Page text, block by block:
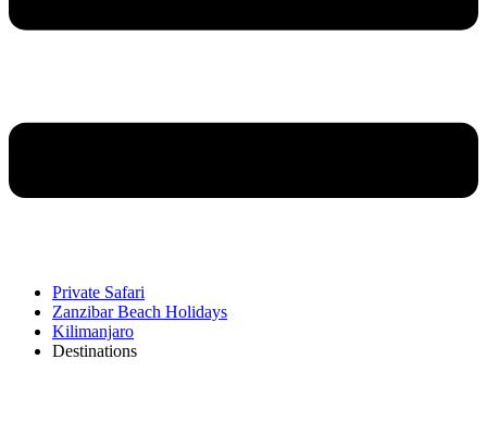
Private Safari
Zanzibar Beach Holidays
Kilimanjaro
Destinations